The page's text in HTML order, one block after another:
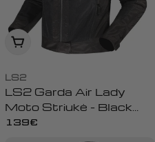
Peržiūrėti
LS2
LS2 Garda Air Lady
Moto Striukė - Black
Red
Įprasta
139€